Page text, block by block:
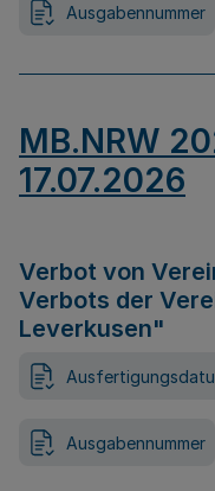
Ausgabennummer
MB.NRW
17.07.2026
Verbot von
Verbots der
Leverkusen"
Ausgabennummer